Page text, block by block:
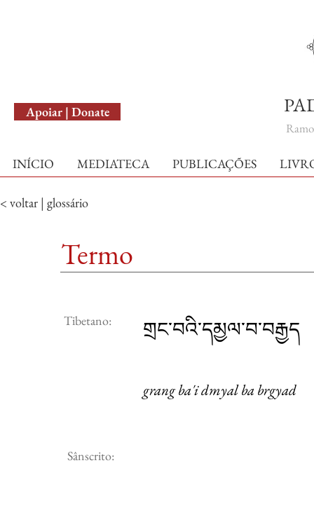
Apoiar | Donate
INÍCIO MEDIATECA PUBLICAÇÕES
< voltar | glossário
Termo
Tibetano: གྲང་བའི་དམྱལ་བ་བརྒྱད
grang ba'i dmyal ba brgyad
Sânscrito: